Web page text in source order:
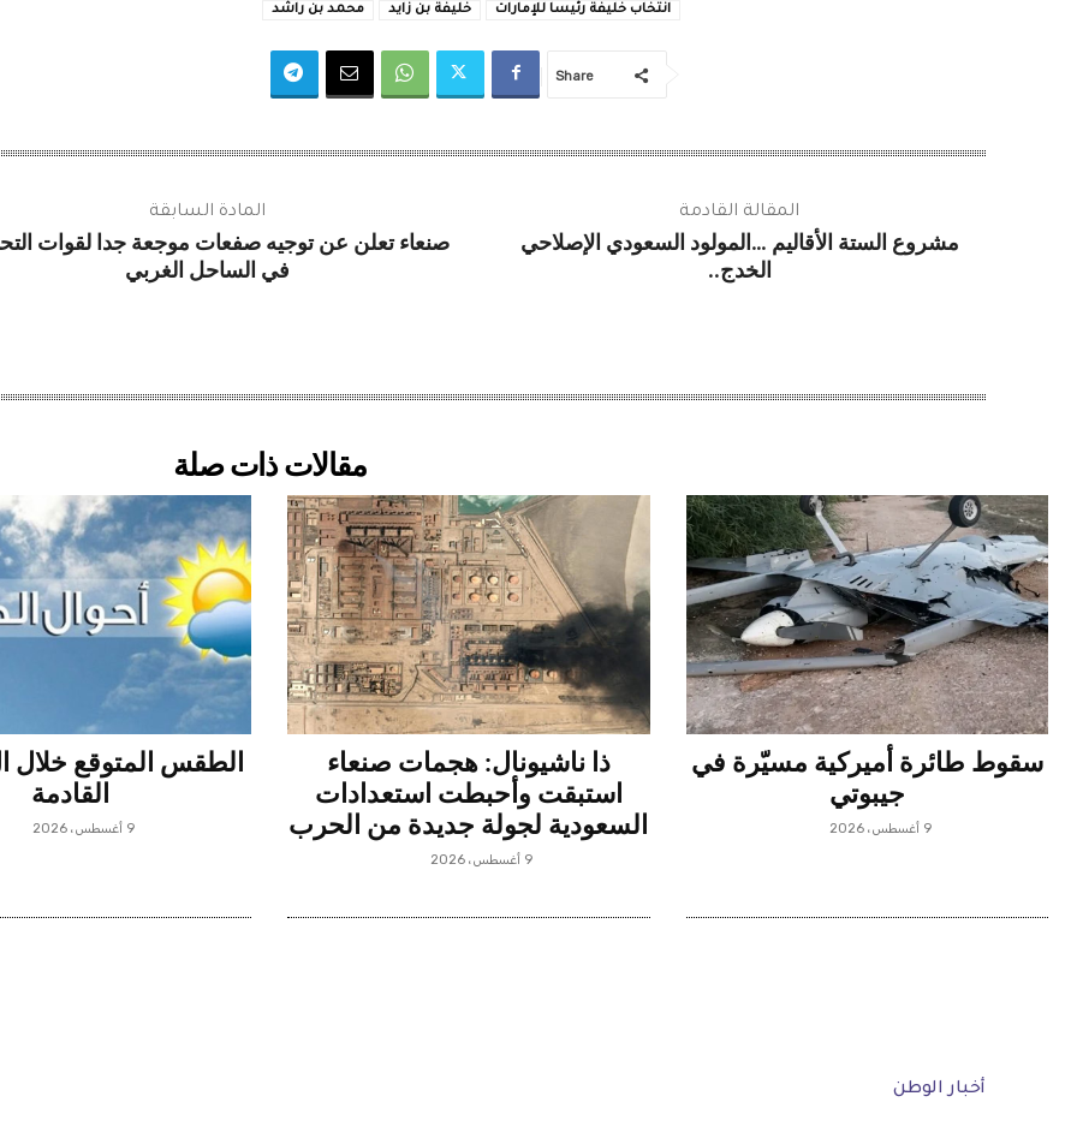
انتخاب خليفة رئيسا للإمارات خليفة بن زايد محمد بن راشد
Share
المادة السابقة
صنعاء تعلن عن توجيه صفعات موجعة جدا لقوات
في الساحل الغربي
المقالة القادمة
مشروع الستة الأقاليم …المولود السعودي الإصلاحي
الخدج..
مقالات ذات صلة
سقوط طائرة أميركية مسيّرة في
جيبوتي
9 أغسطس، 2026
ذا ناشيونال: هجمات صنعاء
استبقت وأحبطت استعدادات
السعودية لجولة جديدة من الحرب
9 أغسطس، 2026
القادمة
9 أغسطس، 2026